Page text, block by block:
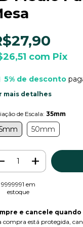
com Pix
5% de desconto
mais detalhes
de Escala: 35mm
50mm
9999991 em
estoque
e cancele
compra está protegida,